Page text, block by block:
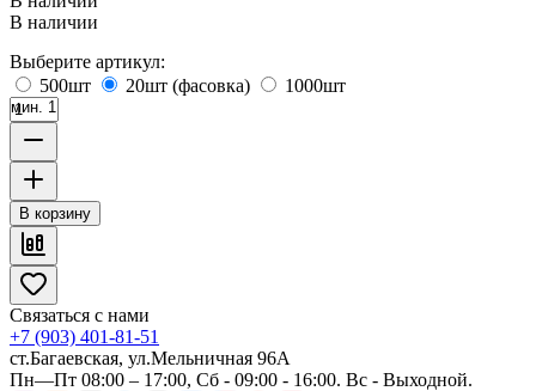
В наличии
Выберите артикул:
500шт
20шт (фасовка) 1000шт
мин. 1
В корзину
Связаться с нами
+7 (903) 401-81-51
ст.Багаевская, ул.Мельничная 96А
Пн—Пт 08:00 – 17:00, Сб - 09:00 - 16:00. Вс - Выходной.